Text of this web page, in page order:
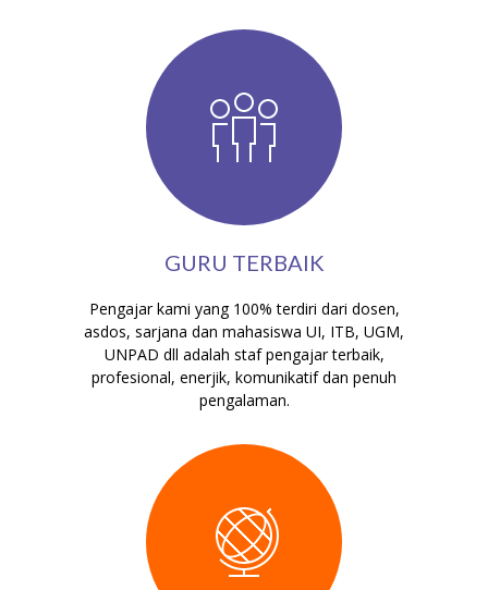
GURU TERBAIK
Pengajar kami yang 100% terdiri dari dosen,
asdos, sarjana dan mahasiswa UI, ITB, UGM,
UNPAD dll adalah staf pengajar terbaik,
profesional, enerjik, komunikatif dan penuh
pengalaman.